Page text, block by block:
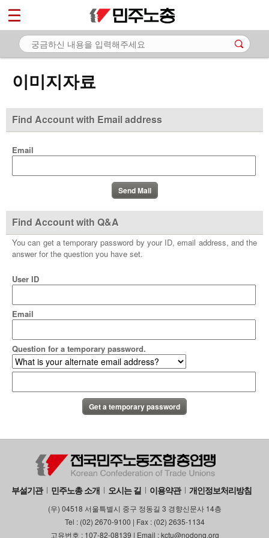
이미지자료
Find Account with Email address
Email
Find Account with Q&A
You can get a temporary password by your ID, email address, and the
answer for the question you have set.
User ID
Email
Question for a temporary password.
부설기관 민주노총 소개 오시는 길 이용약관 개인정보처리방침
(우) 04518 서울특별시 중구 정동길 3 경향신문사 14층
Tel : (02) 2670-9100 | Fax : (02) 2635-1134
고유번호 : 107-82-08139 | Email : kctu@nodong.org
마이페이지
소개
노동상담
자료
- 카드뉴스
부설기관